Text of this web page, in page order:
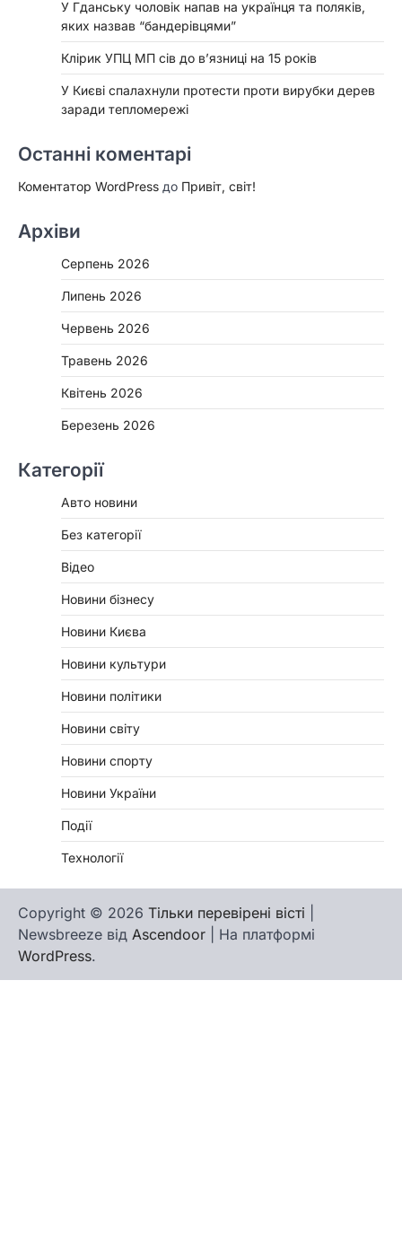
У Гданську чоловік напав на українця та поляків,
яких назвав “бандерівцями”
Клірик УПЦ МП сів до в’язниці на 15 років
У Києві спалахнули протести проти вирубки дерев
заради тепломережі
Останні коментарі
Коментатор WordPress до Привіт, світ!
Архіви
Серпень 2026
Липень 2026
Червень 2026
Травень 2026
Квітень 2026
Березень 2026
Категорії
Авто новини
Без категорії
Відео
Новини бізнесу
Новини Києва
Новини культури
Новини політики
Новини світу
Новини спорту
Новини України
Події
Технології
Copyright © 2026 Тільки перевірені вісті
Newsbreeze від Ascendoor | На платформі
WordPress.